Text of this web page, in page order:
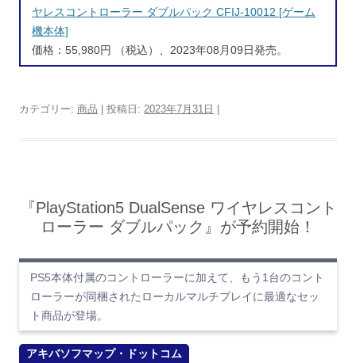
ヤレスコントローラー ダブルパック CFIJ-10012 [ゲーム
機本体]
価格：55,980円 （税込）、2023年08月09日発売。
カテゴリー: 商品 | 投稿日: 2023年7月31日
『PlayStation5 DualSense ワイヤレスコント
ローラー ダブルパック』が予約開始！
PS5本体付属のコントローラーに加えて、もう1台のコント
ローラーが同梱されたローカルマルチプレイに最適なセッ
ト商品が登場。
アキバソフマップ・ドットコム